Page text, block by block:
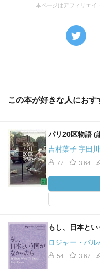
他にも江戸最後の粋人
発揮しているし、スキ
実録』を引用しながら
様子を描いている。
この時に乗ったメトロ
したの
だよね。ご自身で買い
の出来なかった「自由」
本書で取り上げられて
出来れば
タイトルの「パリ」は「
本ページはアフィリエイ
この本が好きな人におす
パリ20区物語 (
吉村葉子 宇田
77 3.64
もし、日本と
ロジャー・パ
54 3.67